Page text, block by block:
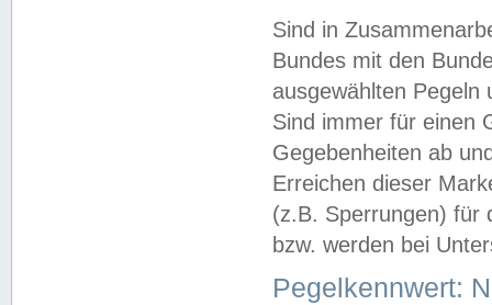
Sind in
Bundes mit den
ausgewählten
Sind immer für einen
Gegebenheiten ab
Erreichen dieser
(z.B. Sperrungen) für
bzw. werden bei
Pegelkennwert: